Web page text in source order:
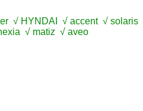
√ HYNDAI √ accent √ solaris
√ matiz √ aveo